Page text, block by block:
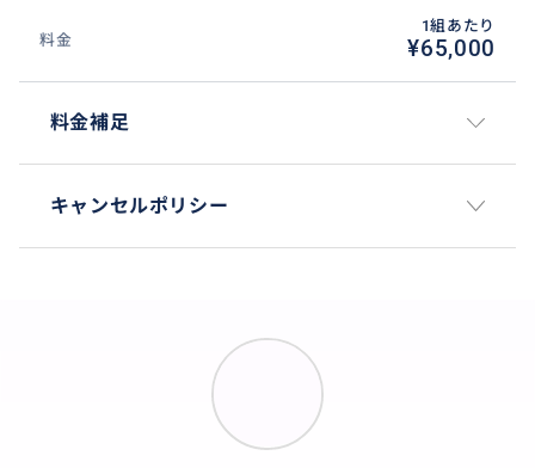
料金
1組あたり
¥65,000
料金補足
キャンセルポリシー